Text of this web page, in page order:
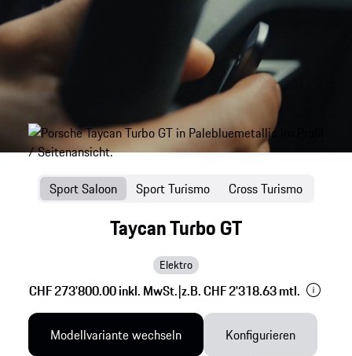
Taycan Turbo GT
Elektro
CHF 273'800.00 inkl. MwSt.|z.B. CHF 2'318.63 mtl.
Sport Saloon Sport Turismo Cross Turismo
Modellvariante wechseln Konfigurieren